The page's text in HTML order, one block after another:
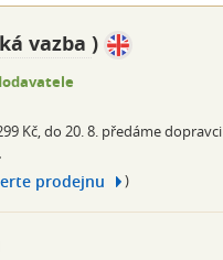
vazba )
Kč, do 20. 8. předáme dopravci
prodejnu )